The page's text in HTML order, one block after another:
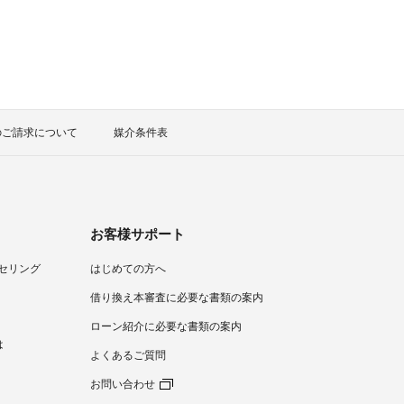
請求について 媒介条件表
リング
お客様サポート
はじめての方へ
借り換え本審査に必要な書類の案内
ローン紹介に必要な書類の案内
よくあるご質問
お問い合わせ